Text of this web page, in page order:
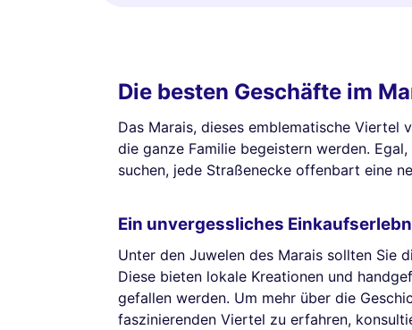
Die besten Geschäfte im
Das Marais, dieses emblematische
die ganze Familie begeistern werden.
suchen, jede Straßenecke offenbart eine
Ein unvergessliches
Unter den Juwelen des Marais sollten Sie
Diese bieten lokale Kreationen und
gefallen werden. Um mehr über die
faszinierenden Viertel zu erfahren,